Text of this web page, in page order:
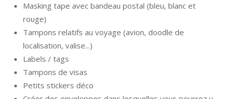
Masking tape avec bandeau postal (bleu, blanc et
rouge)
Tampons relatifs au voyage (avion, doodle de
localisation, valise...)
Labels / tags
Tampons de visas
Petits stickers déco